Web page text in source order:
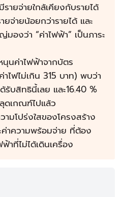
ายจ่ายใกล้เคียงกับรายได้
จ่ายน้อยกว่ารายได้ และ
องว่า “ค่าไฟฟ้า” เป็นภาระ
นุนค่าไฟฟ้าจากบัตร
ไฟไม่เกิน 315 บาท) พบว่า
รับสิทธินี้เลย และ16.40 %
ดเกณฑ์ไปแล้ว
มโปร่งใสของโครงสร้าง
าความพร้อมจ่าย ที่ต้อง
าที่ไม่ได้เดินเครื่อง